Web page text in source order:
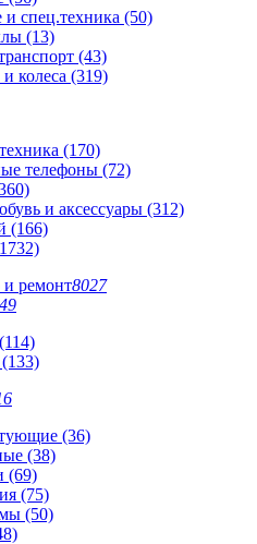
и спец.техника (50)
(13)
(43)
и колеса (319)
(170)
телефоны (72)
и аксессуары (312)
(166)
и ремонт8027
(36)
(38)
(69)
(75)
(50)